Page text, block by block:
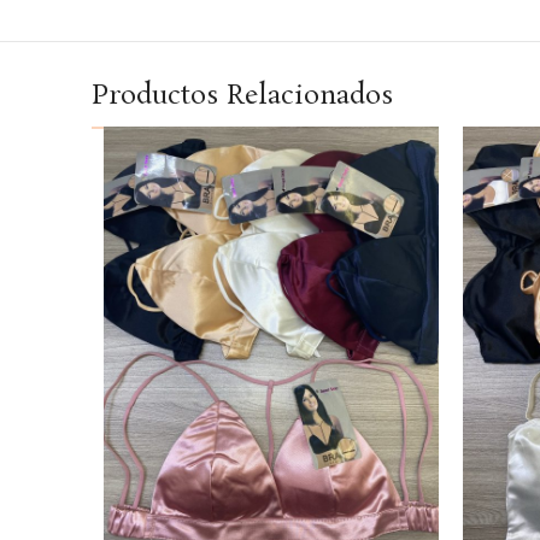
Productos Relacionados